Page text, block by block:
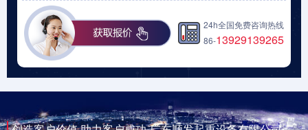
24h全国免费咨询热线
86-13929139265